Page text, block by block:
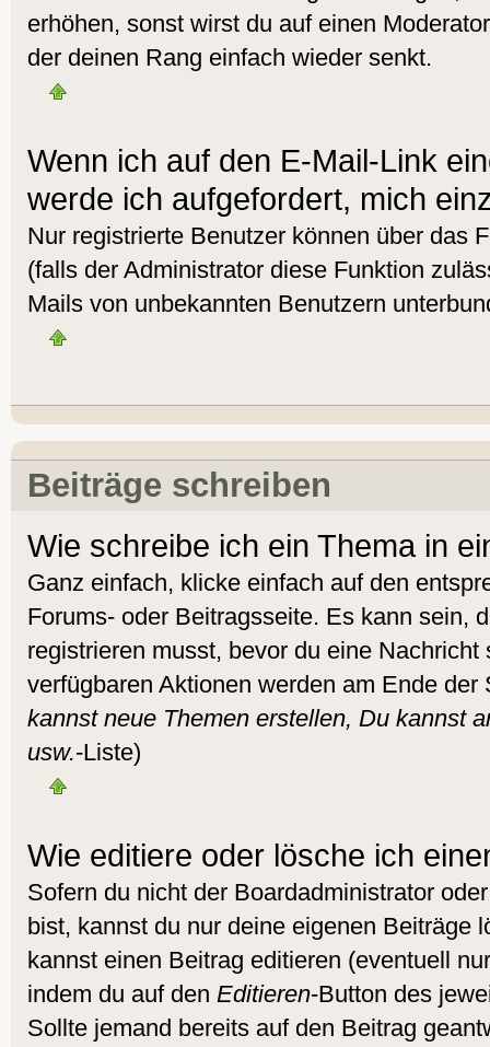
erhöhen, sonst wirst du auf einen
der deinen Rang einfach wieder senkt.
Wenn ich auf den E-Mail-Link
werde ich aufgefordert, mich
Nur registrierte Benutzer können über das
(falls der Administrator diese Funktion
Mails von unbekannten Benutzern
Beiträge schreiben
Wie schreibe ich ein Thema in
Ganz einfach, klicke einfach auf den
Forums- oder Beitragsseite. Es kann sein,
registrieren musst, bevor du eine
verfügbaren Aktionen werden am Ende
kannst neue Themen erstellen, Du kannst
usw.-Liste)
Wie editiere oder lösche ich
Sofern du nicht der Boardadministrator
bist, kannst du nur deine eigenen Beiträge
kannst einen Beitrag editieren (eventuell
indem du auf den Editieren-Button des
Sollte jemand bereits auf den Beitrag